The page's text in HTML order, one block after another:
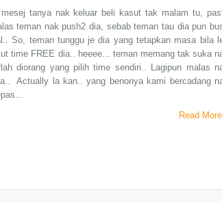
tanya nak keluar beli kasut tak malam tu,
teman nak push2 dia, sebab teman tau dia pun
So, teman tunggu je dia yang tetapkan masa bila
time FREE dia.. heeee... teman memang tak suka
diorang yang pilih time sendiri.. Lagipun malas
Actually la kan.. yang benonya kami bercadang
Read More